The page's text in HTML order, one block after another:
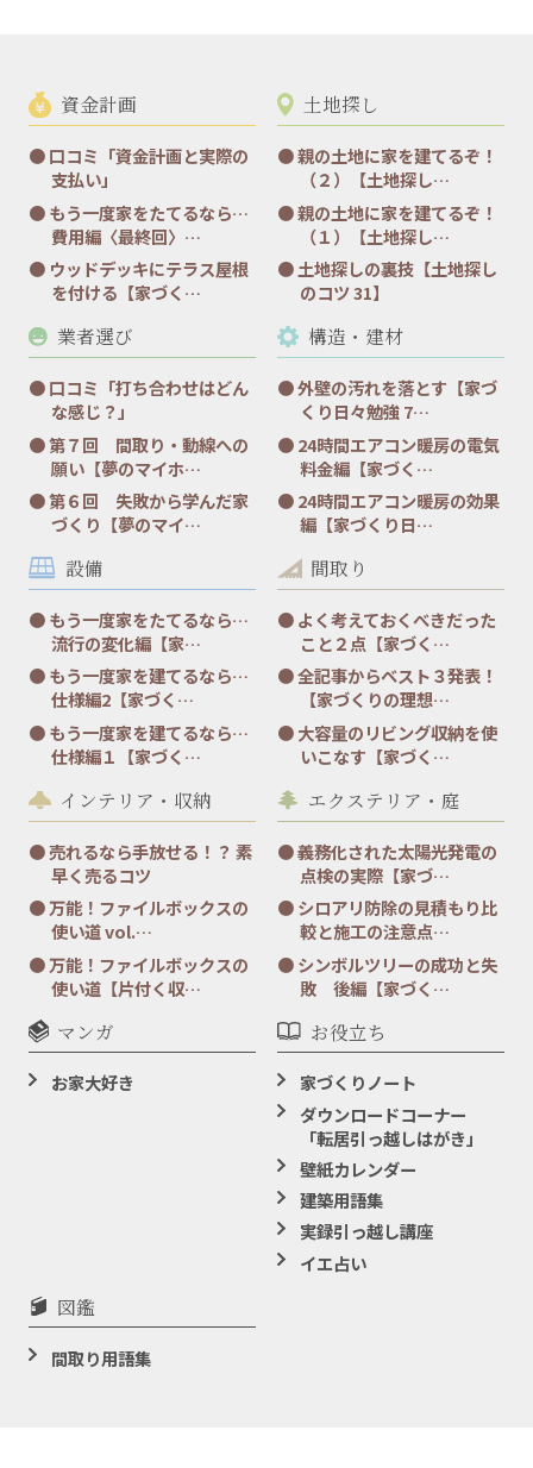
資金計画
口コミ「資金計画と実際の
支払い」
もう一度家をたてるなら…
費用編〈最終回〉…
ウッドデッキにテラス屋根
を付ける【家づく…
土地探し
親の土地に家を建てるぞ！
（２）【土地探し…
親の土地に家を建てるぞ！
（１）【土地探し…
土地探しの裏技【土地探し
のコツ 31】
業者選び
口コミ「打ち合わせはどん
な感じ？」
第７回 間取り・動線への
願い【夢のマイホ…
第６回 失敗から学んだ家
づくり【夢のマイ…
構造・建材
外壁の汚れを落とす【家づ
くり日々勉強 7…
24時間エアコン暖房の電気
料金編【家づく…
24時間エアコン暖房の効果
編【家づくり日…
設備
もう一度家をたてるなら…
流行の変化編【家…
もう一度家を建てるなら…
仕様編2【家づく…
もう一度家を建てるなら…
仕様編１【家づく…
間取り
よく考えておくべきだった
こと２点【家づく…
全記事からベスト３発表！
【家づくりの理想…
大容量のリビング収納を使
いこなす【家づく…
インテリア・収納
売れるなら手放せる！？ 素
早く売るコツ
万能！ファイルボックスの
使い道 vol.…
万能！ファイルボックスの
使い道【片付く収…
エクステリア・庭
義務化された太陽光発電の
点検の実際【家づ…
シロアリ防除の見積もり比
較と施工の注意点…
シンボルツリーの成功と失
敗 後編【家づく…
マンガ
お家大好き
お役立ち
家づくりノート
ダウンロードコーナー
「転居引っ越しはがき」
壁紙カレンダー
建築用語集
実録引っ越し講座
イエ占い
図鑑
間取り用語集